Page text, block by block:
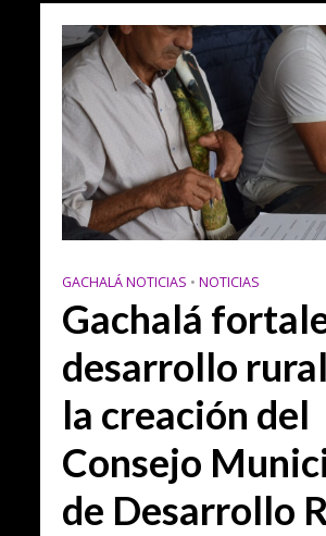
GACHALÁ NOTICIAS • NOTICIAS
Gachalá
desarrollo
la creación del
Consejo
de Desarrollo